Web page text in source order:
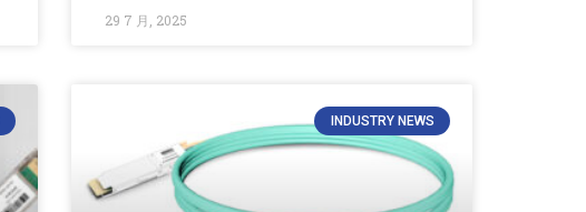
29 7 月, 2025
INDUSTRY NEWS